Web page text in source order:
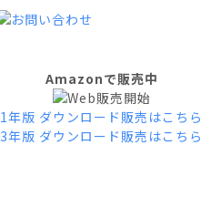
Amazonで販売中
1年版 ダウンロード販売はこちら
3年版 ダウンロード販売はこちら